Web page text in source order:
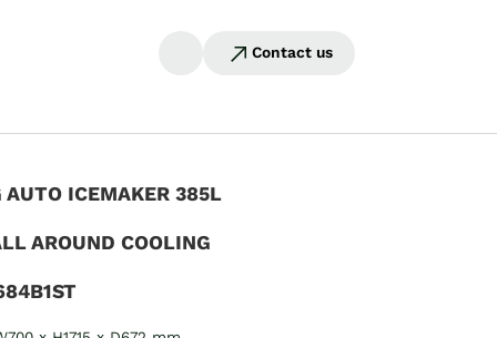
Contact us
AUTO ICEMAKER 385L
AROUND COOLING